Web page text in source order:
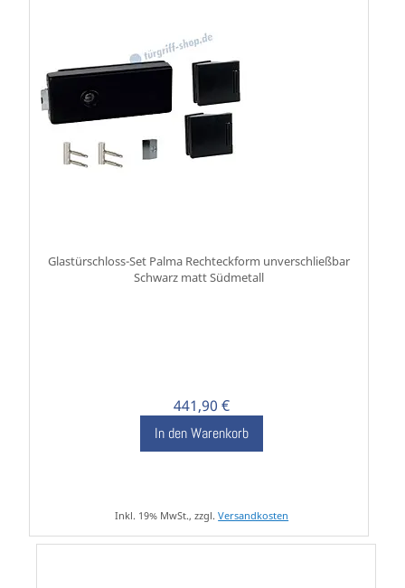
Glastürschloss-Set Palma Rechteckform unverschließbar
Schwarz matt Südmetall
441,90 €
In den Warenkorb
Inkl. 19% MwSt., zzgl.Versandkosten